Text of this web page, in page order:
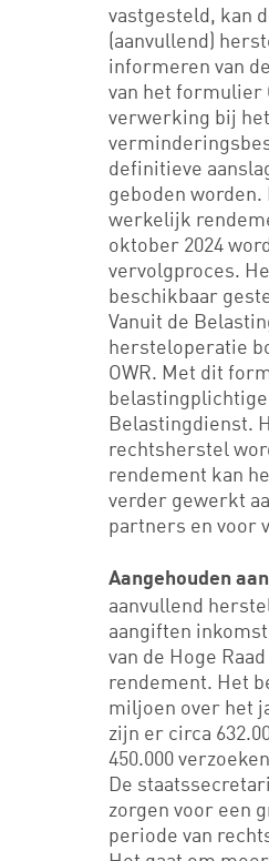
vastgesteld, kan
(aanvullend)
informeren van
van het formulier
verwerking bij
definitieve
geboden
werkelijk
oktober 2024
vervolgproces.
beschikbaar
Vanuit de
hersteloperatie
OWR. Met dit
Belastingdienst.
rechtsherstel
rendement kan
verder gewerkt
partners en voor
Aangehouden
aanvullend
aangiften
van de Hoge
rendement. Het
miljoen over het
zijn er circa
450.000
De
zorgen voor een
periode van